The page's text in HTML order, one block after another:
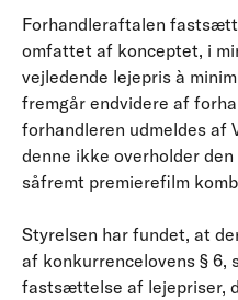
Forhandleraftalen
omfattet af konceptet, i
vejledende lejepris à
fremgår endvidere af
forhandleren udmeldes af
denne ikke overholder
såfremt premierefilm
Styrelsen har fundet, at
af konkurrencelovens § 6,
fastsættelse af lejepriser,